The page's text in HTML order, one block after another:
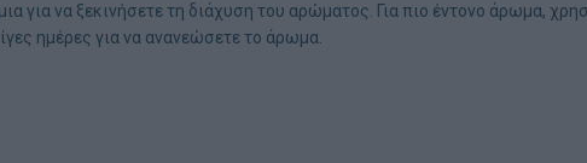
για να ξεκινήσετε τη διάχυση του αρώματος. Για πιο έντονο άρωμα,
ημέρες για να ανανεώσετε το άρωμα.